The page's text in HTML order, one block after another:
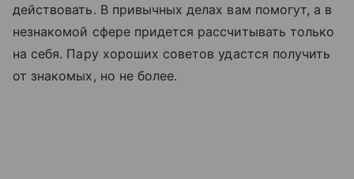
действовать. В привычных делах вам помогут, а в
незнакомой сфере придется рассчитывать только
на себя. Пару хороших советов удастся получить
от знакомых, но не более.